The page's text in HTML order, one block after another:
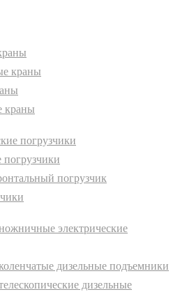
краны
краны
погрузчики
погрузчик
электрические
дизельные подъемники
дизельные